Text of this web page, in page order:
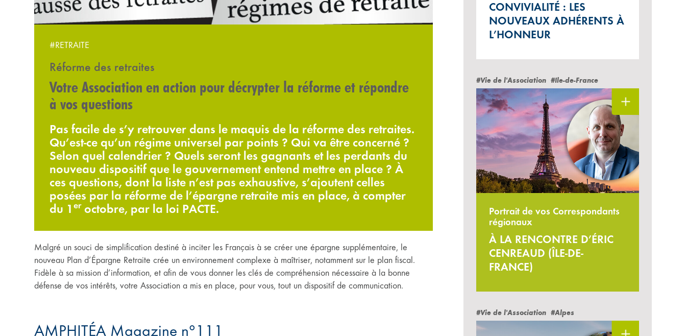
#RETRAITE
Réforme des retraites
Votre Association en action pour décrypter la réforme et répondre
à vos questions
Pas facile de s’y retrouver dans le maquis de la réforme des retraites.
Qu’est-ce qu’un régime universel par points ? Qui va être concerné ?
Selon quel calendrier ? Quels seront les gagnants et les perdants du
nouveau dispositif que le gouvernement entend mettre en place ? À
ces questions, dont la liste n’est pas exhaustive, s’ajoutent celles
posées par la réforme de l’épargne retraite mis en place, à compter
du 1 eroctobre, par la loi PACTE.
Malgré un souci de simplification destiné à inciter les Français à se créer une épargne supplémentaire, le
nouveau Plan d’Épargne Retraite crée un environnement complexe à maîtriser, notamment sur le plan fiscal.
Fidèle à sa mission d’information, et afin de vous donner les clés de compréhension nécessaire à la bonne
défense de vos intérêts, votre Association a mis en place, pour vous, tout un dispositif de communication.
AMPHITÉA Magazine n°111
CONVIVIALITÉ : LES
NOUVEAUX ADHÉRENTS À
L’HONNEUR
#Vie de l'Association #Ile-de-France
Portrait de vos Correspondants
régionaux
À LA RENCONTRE D’ÉRIC
CENREAUD (ÎLE-DE-
FRANCE)
#Vie de l'Association #Alpes